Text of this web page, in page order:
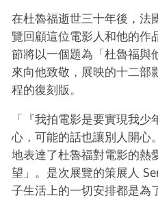
在杜魯福逝世三十年後，法
覽回顧這位電影人和他的作
節將以一個題為「杜魯福與
來向他致敬，展映的十二部
程的復刻版。
「『我拍電影是要實現我
心，可能的話也讓別人開心
地表達了杜魯福對電影的熱
望」。是次展覽的策展人
子生活上的一切安排都是為